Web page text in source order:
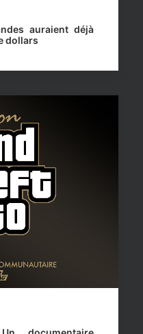
auraient déjà
dollars